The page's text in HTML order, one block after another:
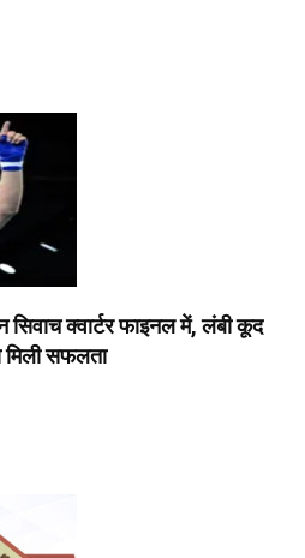
क्वार्टर फाइनल में, लंबी कूद
मिली सफलता